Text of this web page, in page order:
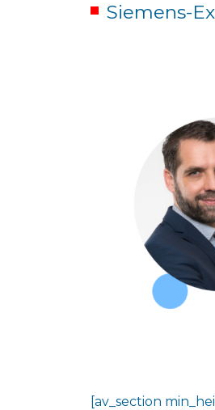
Siemens-
[av_section